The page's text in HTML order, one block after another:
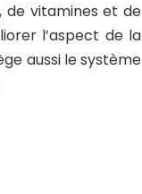
de vitamines et de
l’aspect de la
aussi le système